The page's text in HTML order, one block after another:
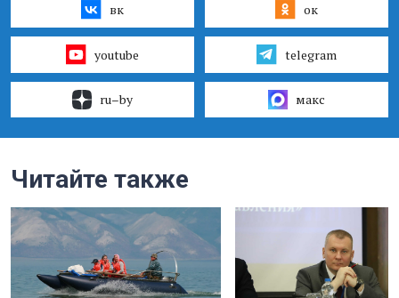
вк ок
youtube telegram
ru–by макс
Читайте также